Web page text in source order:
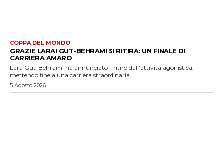
COPPA DEL MONDO
GRAZIE LARA! GUT-BEHRAMI SI RITIRA: UN FINALE DI
CARRIERA AMARO
Lara Gut-Behrami ha annunciato il ritiro dall'attività agonistica,
mettendo fine a una carriera straordinaria...
5 Agosto 2026